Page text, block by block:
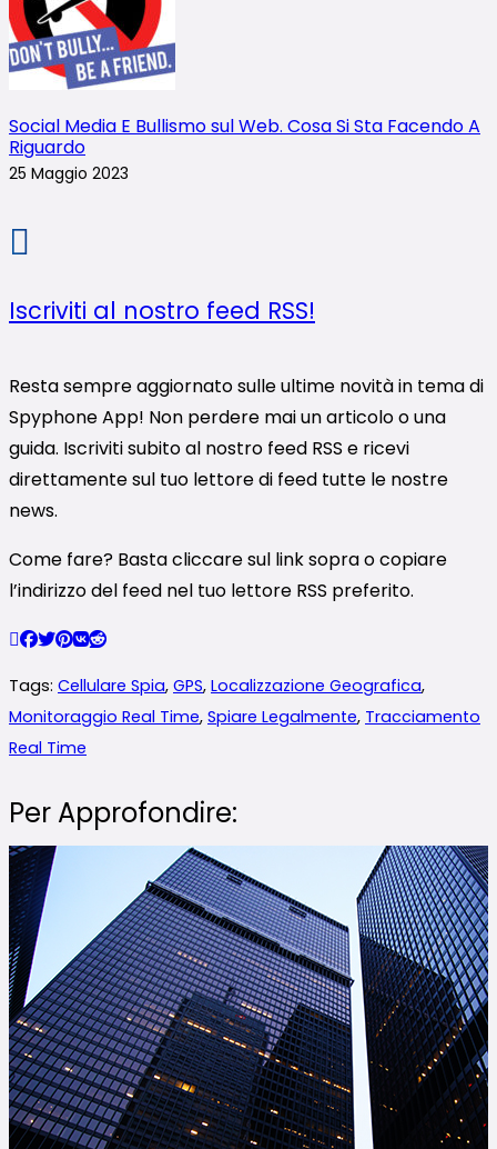
Social Media E Bullismo sul Web. Cosa Si Sta Facendo A
Riguardo
25 Maggio 2023
Iscriviti al nostro feed RSS!
Resta sempre aggiornato sulle ultime novità in tema di
Spyphone App! Non perdere mai un articolo o una
guida. Iscriviti subito al nostro feed RSS e ricevi
direttamente sul tuo lettore di feed tutte le nostre
news.
Come fare? Basta cliccare sul link sopra o copiare
l’indirizzo del feed nel tuo lettore RSS preferito.
Tags: Cellulare Spia, GPS, Localizzazione Geografica,
Monitoraggio Real Time, Spiare Legalmente, Tracciamento
Real Time
Per Approfondire: